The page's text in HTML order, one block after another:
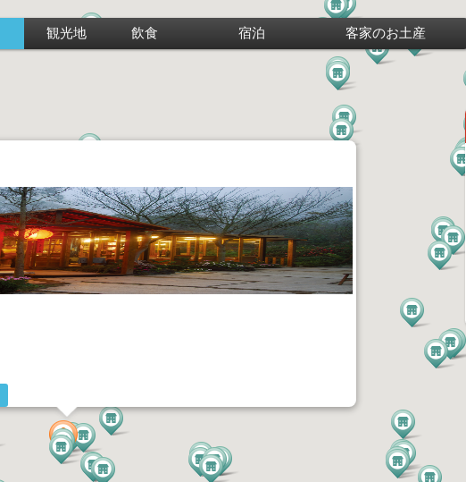
観光地 飲食 宿泊 客家のお土産